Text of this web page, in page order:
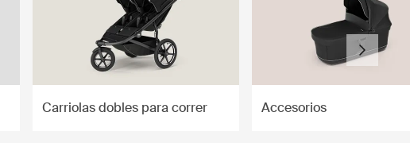
Carriolas dobles para correr Accesorios